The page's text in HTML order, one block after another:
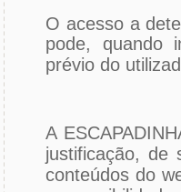
O acesso a
pode, quando
prévio do
A
justificação, de
conteúdos do